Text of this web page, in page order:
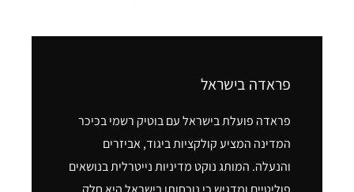
פראדה בישראל
פראדה פועלת בישראל עם בוטיק רשמי בכיכר
המדינה המציע קולקציות ביגוד, אביזרים
והנעלה. המותג נוקט מדיניות נייטרלית בנושאים